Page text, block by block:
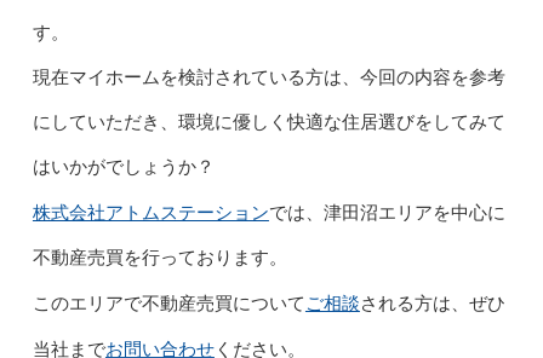
す。
現在マイホームを検討されている方は、今回の内容を参考
にしていただき、環境に優しく快適な住居選びをしてみて
はいかがでしょうか？
株式会社アトムステーションでは、津田沼エリアを中心に
不動産売買を行っております。
このエリアで不動産売買について ご相談される方は、ぜひ
当社までお問い合わせください。